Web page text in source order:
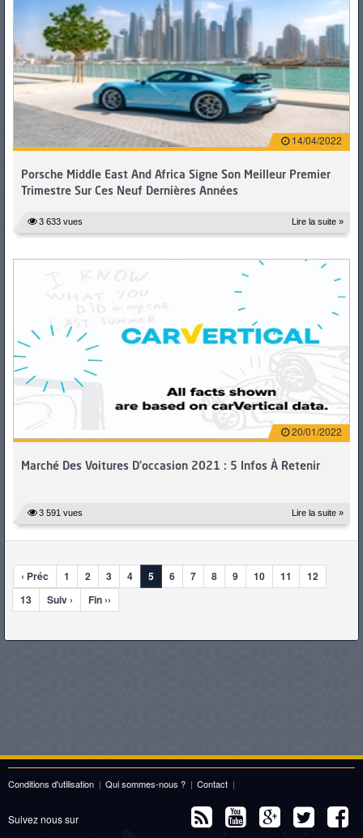
14/04/2022
Porsche Middle East And Africa Signe Son Meilleur Premier
Trimestre Sur Ces Neuf Dernières Années
3 633 vues Lire la suite »
20/01/2022
Marché Des Voitures D’occasion 2021 : 5 Infos À Retenir
3 591 vues Lire la suite »
‹ Préc 1 2 3 4 5 6 7 8 9 10 11
12
13
Suiv › Fin ››
Conditions d'utilisation | Qui sommes-nous ? | Contact |
Suivez nous sur